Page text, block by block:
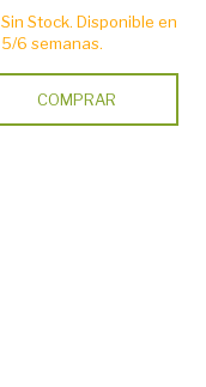
Sin Stock. Disponible en
5/6 semanas.
COMPRAR